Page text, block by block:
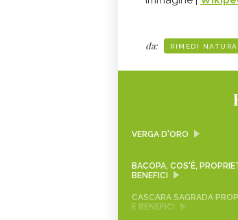
da: RIMEDI
VERGA D'ORO
BACOPA, COS'È,
BENEFICI
CASCARA SAGRADA
E BENEFICI